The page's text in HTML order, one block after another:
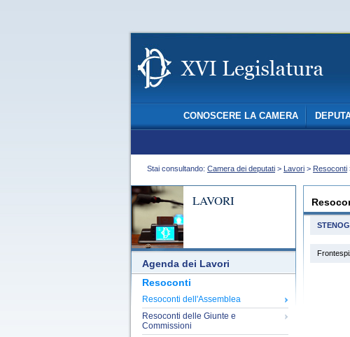
CONOSCERE LA CAMERA
Stai consultando: Camera dei deputati > Lavori > Resoconti
LAVORI
Agenda dei Lavori
Resoconti
Resoconti dell'Assemblea
Resoconti delle Giunte e
Commissioni